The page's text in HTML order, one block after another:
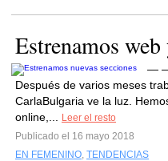
Estrenamos web
— —
Después de varios meses
CarlaBulgaria ve la luz.
online,...
Leer el resto
Publicado el 16 mayo 2018
EN FEMENINO, TENDENCIAS